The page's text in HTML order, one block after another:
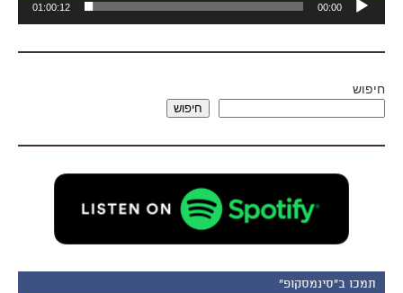
אודיו
00:00
01:00:12
חיפוש
חיפוש
תמכו ב"סינמסקופ"